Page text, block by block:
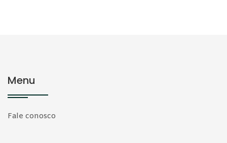
Menu
Fale conosco